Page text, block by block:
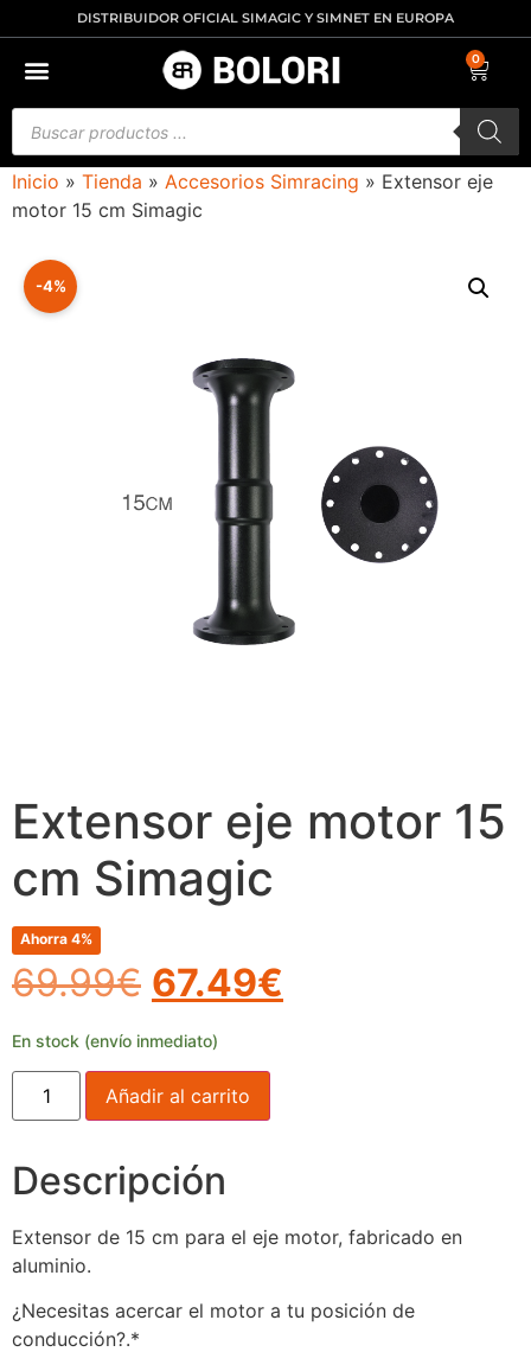
DISTRIBUIDOR OFICIAL SIMAGIC Y SIMNET EN EUROPA
0
Inicio » Tienda » Accesorios Simracing » Extensor eje
motor 15 cm Simagic
-4%
Extensor eje motor 15
cm Simagic
Ahorra 4%
69.99€ 67.49€
En stock (envío inmediato)
Añadir al carrito
Descripción
Extensor de 15 cm para el eje motor, fabricado en
aluminio.
¿Necesitas acercar el motor a tu posición de
conducción?.*